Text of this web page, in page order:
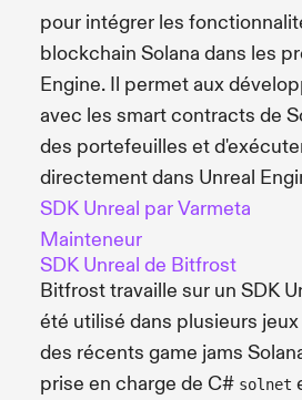
pour intégrer les
blockchain Solana dans les
Engine. Il permet aux
avec les smart contracts de
des portefeuilles et
directement dans Unreal
SDK Unreal par Varmeta
Mainteneur
SDK Unreal de Bitfrost
Bitfrost travaille sur un SDK
été utilisé dans plusieurs
des récents game jams
prise en charge de C# solnet